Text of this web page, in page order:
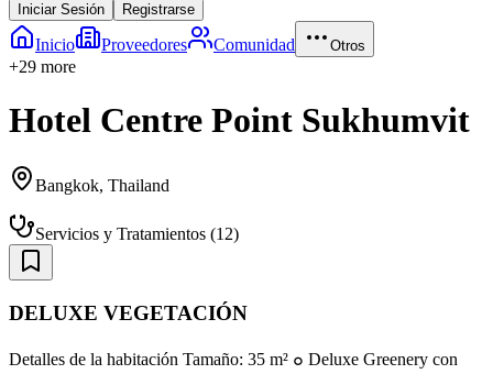
Iniciar Sesión Registrarse
Inicio Proveedores Comunidad Otros
+29 more
Hotel Centre Point Sukhumvit
Bangkok, Thailand
Servicios y Tratamientos (12)
DELUXE VEGETACIÓN
Detalles de la habitación Tamaño: 35 m² ๐ Deluxe Greenery con